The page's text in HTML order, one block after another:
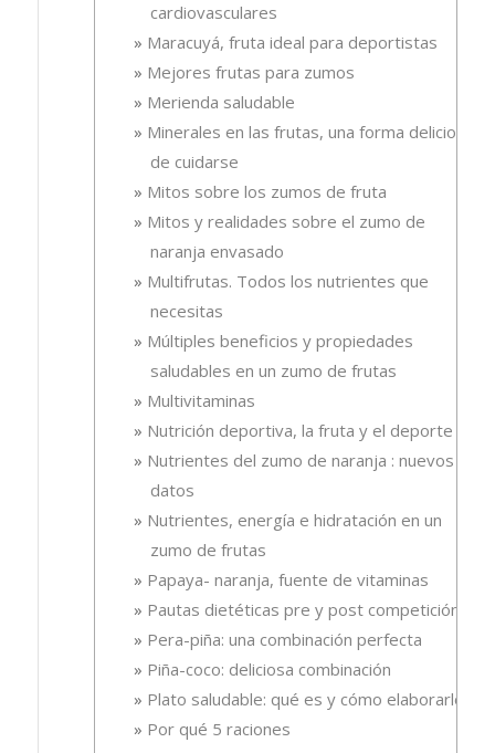
cardiovasculares
Maracuyá, fruta ideal para deportistas
Mejores frutas para zumos
Merienda saludable
Minerales en las frutas, una forma deliciosa
de cuidarse
Mitos sobre los zumos de fruta
Mitos y realidades sobre el zumo de
naranja envasado
Multifrutas. Todos los nutrientes que
necesitas
Múltiples beneficios y propiedades
saludables en un zumo de frutas
Multivitaminas
Nutrición deportiva, la fruta y el deporte
Nutrientes del zumo de naranja : nuevos
datos
Nutrientes, energía e hidratación en un
zumo de frutas
Papaya- naranja, fuente de vitaminas
Pautas dietéticas pre y post competición
Pera-piña: una combinación perfecta
Piña-coco: deliciosa combinación
Plato saludable: qué es y cómo elaborarlo
Por qué 5 raciones